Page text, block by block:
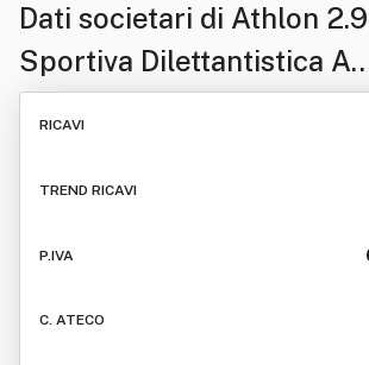
Dati societari di Athlon
Sportiva Dilettantistica A
Responsabilita' Li Mitata
RICAVI
TREND RICAVI
P.IVA
C. ATECO